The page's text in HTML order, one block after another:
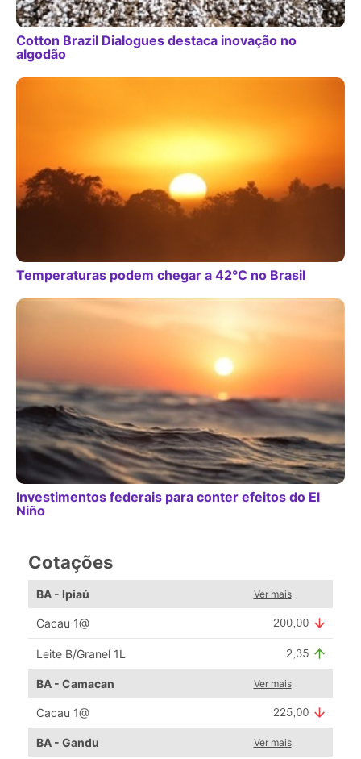
Cotton Brazil Dialogues destaca inovação no
algodão
Temperaturas podem chegar a 42°C no Brasil
Investimentos federais para conter efeitos do El
Niño
Cotações
BA - Ipiaú Ver mais
Cacau 1@
Leite B/Granel 1L
BA - Camacan Ver mais
Cacau 1@
BA - Gandu Ver mais